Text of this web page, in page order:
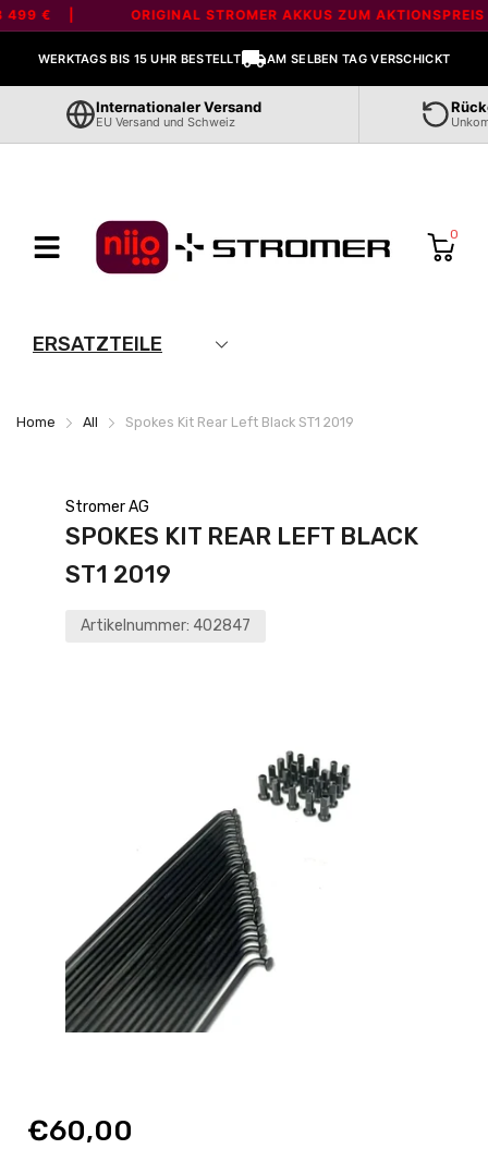
Liquid error (layout/theme line 80): Error in tag 'section' - 'marquee' is
not a valid section type
499 € | ORIGINAL STROMER AKKUS ZUM
WERKTAGS BIS 15 UHR BESTELLT AM SELBEN TAG VERSCHICKT
Internationaler Versand
EU Versand und Schweiz
0
ERSATZTEILE
Home All Spokes Kit Rear Left Black ST1 2019
Stromer AG
SPOKES KIT REAR LEFT BLACK
ST1 2019
Artikelnummer: 402847
€60,00